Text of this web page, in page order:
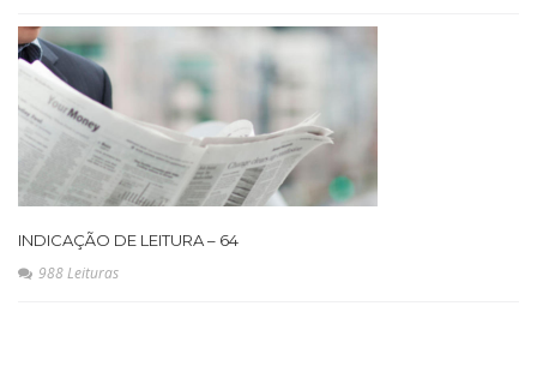
INDICAÇÃO DE LEITURA – 64
988 Leituras